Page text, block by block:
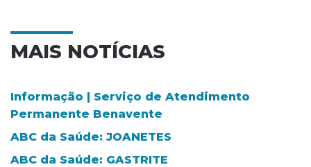
MAIS NOTÍCIAS
Informação | Serviço de Atendimento
Permanente Benavente
ABC da Saúde: JOANETES
ABC da Saúde: GASTRITE